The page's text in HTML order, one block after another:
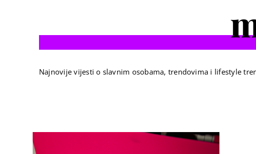
Najnovije vijesti o slavnim osobama, trendovima i lifestyle